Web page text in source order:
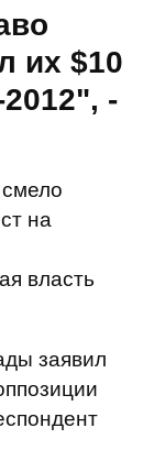
их $10
-
на
власть
заявил